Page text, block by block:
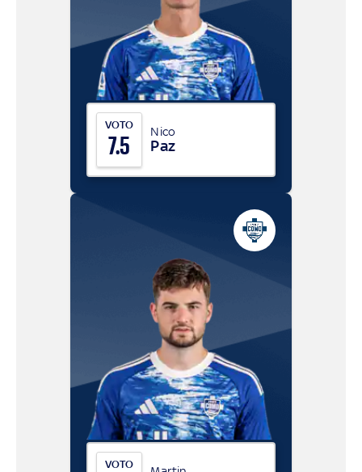
VOTO
7.5 Nico
Paz
VOTO